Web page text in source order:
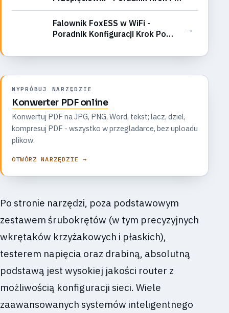
Kroku
Falownik FoxESS w WiFi -
Poradnik Konfiguracji Krok Po
→
WYPRÓBUJ NARZĘDZIE
Konwerter PDF online
Konwertuj PDF na JPG, PNG, Word, tekst; lacz, dziel,
kompresuj PDF - wszystko w przegladarce, bez uploadu
plikow.
OTWÓRZ NARZĘDZIE →
Po stronie narzędzi, poza podstawowym
zestawem śrubokrętów (w tym precyzyjnych
wkrętaków krzyżakowych i płaskich),
testerem napięcia oraz drabiną, absolutną
podstawą jest wysokiej jakości router z
możliwością konfiguracji sieci. Wiele
zaawansowanych systemów inteligentnego